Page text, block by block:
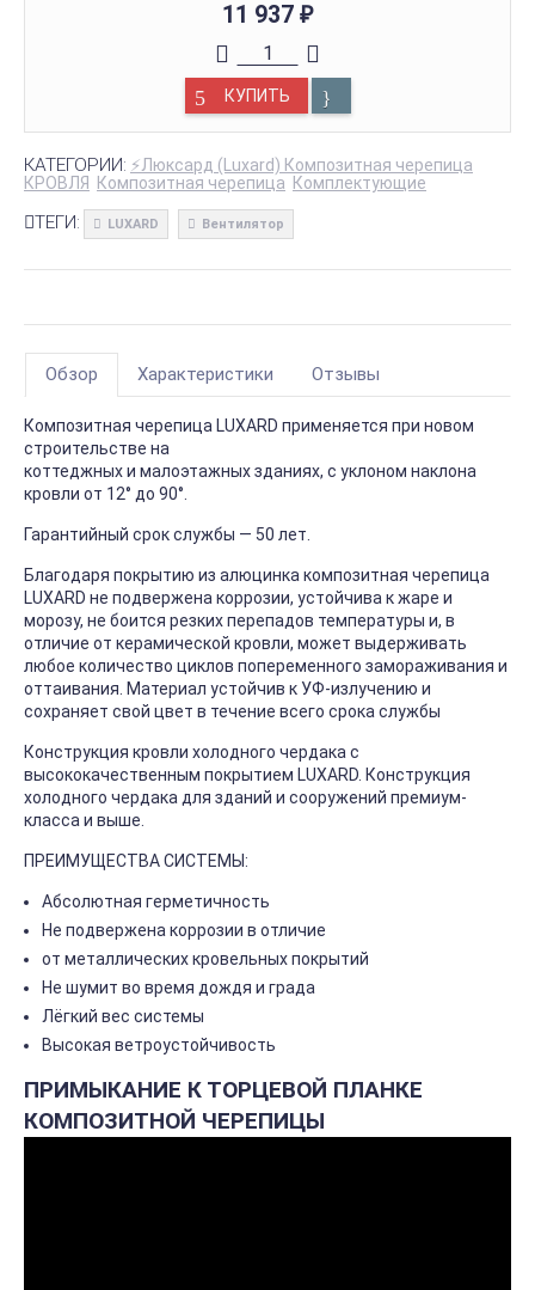
11 937 ₽
КУПИТЬ
КАТЕГОРИИ: ⚡Люксард (Luxard) Композитная черепица
КРОВЛЯ
Композитная черепица Комплектующие
ТЕГИ: LUXARD Вентилятор
Обзор Характеристики Отзывы
Композитная черепица LUXARD применяется при новом
строительстве на
коттеджных и малоэтажных зданиях, с уклоном наклона
кровли от 12° до 90°.
Гарантийный срок службы — 50 лет.
Благодаря покрытию из алюцинка композитная черепица
LUXARD не подвержена коррозии, устойчива к жаре и
морозу, не боится резких перепадов температуры и, в
отличие от керамической кровли, может выдерживать
любое количество циклов попеременного замораживания и
оттаивания. Материал устойчив к УФ-излучению и
сохраняет свой цвет в течение всего срока службы
Конструкция кровли холодного чердака с
высококачественным покрытием LUXARD. Конструкция
холодного чердака для зданий и сооружений премиум-
класса и выше.
ПРЕИМУЩЕСТВА СИСТЕМЫ:
Абсолютная герметичность
Не подвержена коррозии в отличие
от металлических кровельных покрытий
Не шумит во время дождя и града
Лёгкий вес системы
Высокая ветроустойчивость
ПРИМЫКАНИЕ К ТОРЦЕВОЙ ПЛАНКЕ
КОМПОЗИТНОЙ ЧЕРЕПИЦЫ